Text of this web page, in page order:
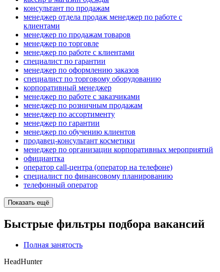
консультант по продажам
менеджер отдела продаж менеджер по работе с
клиентами
менеджер по продажам товаров
менеджер по торговле
менеджер по работе с клиентами
специалист по гарантии
менеджер по оформлению заказов
специалист по торговому оборудованию
корпоративный менеджер
менеджер по работе с заказчиками
менеджер по розничным продажам
менеджер по ассортименту
менеджер по гарантии
менеджер по обучению клиентов
продавец-консультант косметики
менеджер по организации корпоративных мероприятий
официантка
оператор call-центра (оператор на телефоне)
специалист по финансовому планированию
телефонный оператор
Показать ещё
Быстрые фильтры подбора вакансий
Полная занятость
HeadHunter